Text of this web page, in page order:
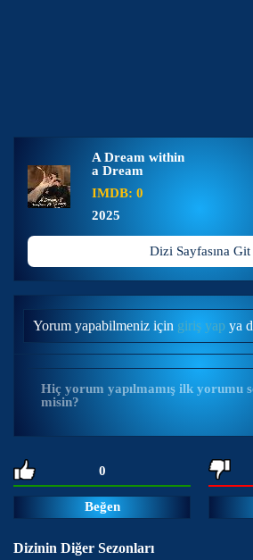
A Dream within
a Dream
IMDB: 0
2025
Dizi Sayfasına Git
Yorum yapabilmeniz için giriş yap ya
Hiç yorum yapılmamış ilk yorumu
misin?
0
Beğen
Dizinin Diğer Sezonları